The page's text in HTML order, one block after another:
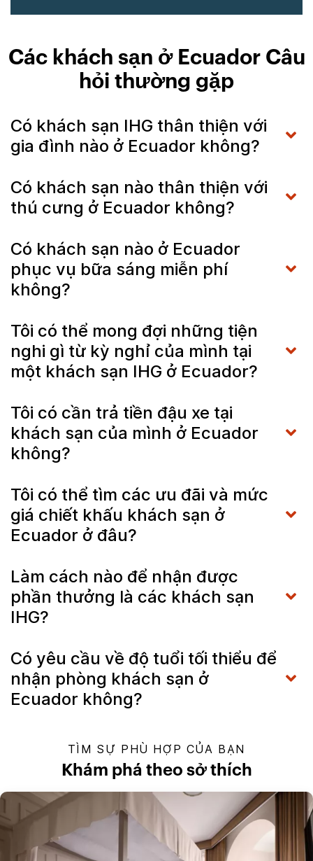
Các khách sạn ở Ecuador Câu
hỏi thường gặp
Có khách sạn IHG thân thiện với
gia đình nào ở Ecuador không?
Có khách sạn nào thân thiện với
thú cưng ở Ecuador không?
Có khách sạn nào ở Ecuador
phục vụ bữa sáng miễn phí
không?
Tôi có thể mong đợi những tiện
nghi gì từ kỳ nghỉ của mình tại
một khách sạn IHG ở Ecuador?
Tôi có cần trả tiền đậu xe tại
khách sạn của mình ở Ecuador
không?
Tôi có thể tìm các ưu đãi và mức
giá chiết khấu khách sạn ở
Ecuador ở đâu?
Làm cách nào để nhận được
phần thưởng là các khách sạn
IHG?
Có yêu cầu về độ tuổi tối thiểu để
nhận phòng khách sạn ở
Ecuador không?
TÌM SỰ PHÙ HỢP CỦA BẠN
Khám phá theo sở thích